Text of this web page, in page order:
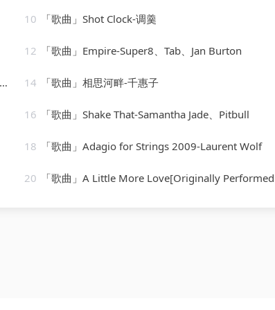
10 「歌曲」Shot Clock-调羹
12 「歌曲」Empire-Super8、Tab、Jan Burton
14 「歌曲」相思河畔-千惠子
16 「歌曲」Shake That-Samantha Jade、Pitbull
18 「歌曲」Adagio for Strings 2009-Laurent Wolf
20 「歌曲」A Little More Love[Originally Performed by Vince Gill]-Karaoke